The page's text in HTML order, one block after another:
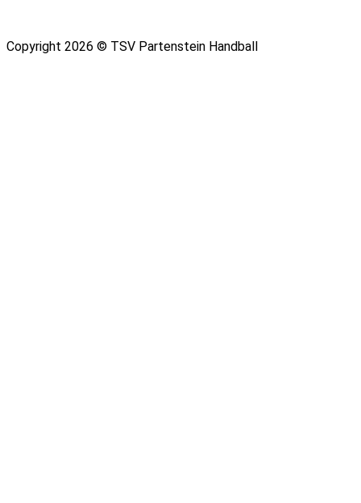
Copyright 2026 © TSV Partenstein Handball